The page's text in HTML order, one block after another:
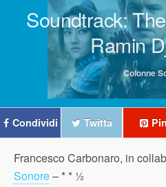
Soundtrack:
Ramin
Colonne
Condividi Twitta Pin
Francesco Carbonaro, in
Sonore– * * ½